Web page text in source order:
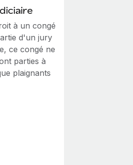
à un congé
d'un jury
ce congé ne
parties à
plaignants